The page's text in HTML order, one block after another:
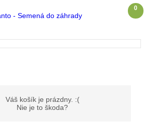
0
Váš košík je prázdny. :(
Nie je to škoda?